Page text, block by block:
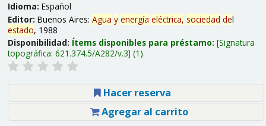
Idioma: Español
Editor: Buenos Aires: Agua y energía eléctrica, sociedad del
estado, 1988
Disponibilidad: Ítems disponibles para préstamo: Signatura
topográfica: 621.374.5/A282/v.3 (1).
Hacer reserva
Agregar al carrito